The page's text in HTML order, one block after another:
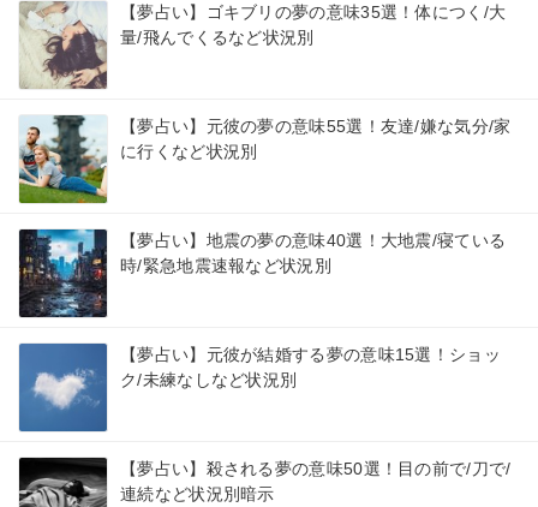
【夢占い】ゴキブリの夢の意味35選！体につく/大
量/飛んでくるなど状況別
【夢占い】元彼の夢の意味55選！友達/嫌な気分/家
に行くなど状況別
【夢占い】地震の夢の意味40選！大地震/寝ている
時/緊急地震速報など状況別
【夢占い】元彼が結婚する夢の意味15選！ショッ
ク/未練なしなど状況別
【夢占い】殺される夢の意味50選！目の前で/刀で/
連続など状況別暗示